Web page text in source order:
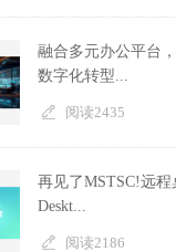
融合多元办公平台
数字化转型...
阅读2435
再见了MSTSC!远程
Deskt...
阅读2186